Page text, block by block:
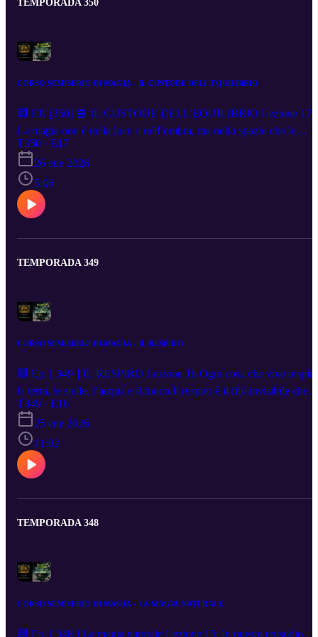
TEMPORADA 350
CORSO SEMISERIO DI MAGIA - IL CUSTODE DELL'EQUILIBRIO
🟦 EP. [350] 📘 IL CUSTODE DELL'EQUILIBRIO Lezione 17
La magia non è nella luce o nell’ombra, ma nello spazio che le
unisce.Essere in equilibrio non significa restare fermi, ma danzare
gli opposti con consapevolezza.In questa lezione scoprirai come
accogliere ogni parte di te e trasformare il conflitto in armonia. 🎧
Perché il vero mago non sceglie un lato: li illumina entrambi. ▶️
Playlist completa: https://www.youtube.com/playlist?
list=PLJSXMXX_ALEy9QwEuah0Ufhqp2dcT1_qp ✨ Iscriviti
T350 · E17
26 ene 2026
5:06
TEMPORADA 349
CORSO SEMISERIO DI MAGIA - IL RESPIRO
🟦 Ep. [ 349 ] IL RESPIRO Lezione 16 Ogni cosa che vive
la terra, le stelle, l’acqua e il fuoco.Il respiro è il filo invisibile che
unisce il corpo all’anima, l’uomo all’universo.In questa lezione
scopriremo il potere del respiro consapevole, la sua natura magica e
il suo ruolo nelle pratiche olistiche e spirituali. Dalle tecniche più
antiche — come il respiro quadrato, profondo e alternato — fino al
respiro silenzioso del mago, impariamo a trasformare l’aria in
energia, la calma in presenza e il silenzio in consapevolezza. 🎧
mondo.
T349 · E16
25 ene 2026
11:02
TEMPORADA 348
CORSO SEMISERIO DI MAGIA - LA MAGIA NATURALE
🟦 Ep. [ 348 ] La magia naturale Lezione 15: In questo episodio ,